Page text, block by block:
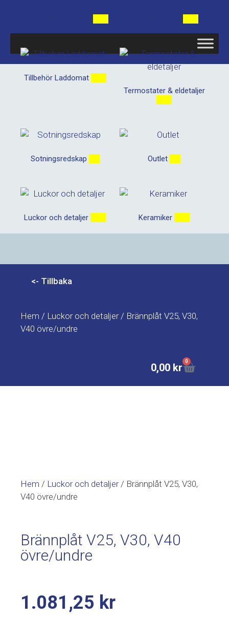
Tillbehör Laddomat
Termostater & eldetaljer
Sotningsredskap Outlet
Luckor och detaljer Keramiker
Hem / Luckor och detaljer/ Brännplåt V25, V30,
V40 övre/undre
0,00 kr
0
Hem / Luckor och detaljer/ Brännplåt V25, V30,
V40 övre/undre
Brännplåt V25, V30, V40
övre/undre
1.081,25 kr